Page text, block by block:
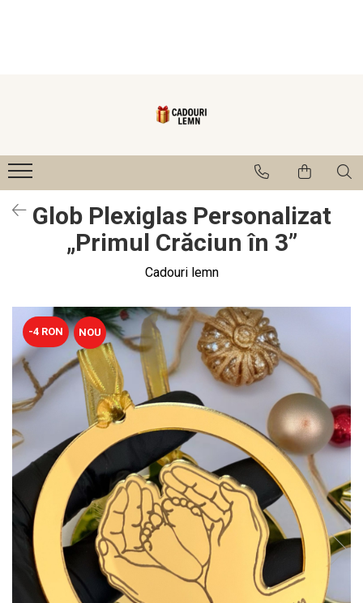
Cadouri Nasi
Tablou
Numere și Plăcuțe pentru Casă
1-8 Martie
Glob Plexiglas Personalizat
„Primul Crăciun în 3”
Cadouri lemn
-4 RON NOU